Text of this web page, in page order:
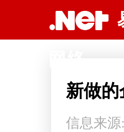
新做
信息来源: